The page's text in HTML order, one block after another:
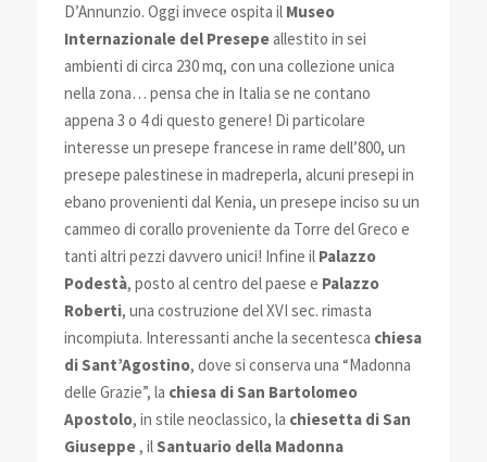
D’Annunzio. Oggi invece ospita il Museo
Internazionale del Presepeallestito in sei
ambienti di circa 230 mq, con una collezione unica
nella zona… pensa che in Italia se ne contano
appena 3 o 4 di questo genere! Di particolare
interesse un presepe francese in rame dell’800, un
presepe palestinese in madreperla, alcuni presepi in
ebano provenienti dal Kenia, un presepe inciso su un
cammeo di corallo proveniente da Torre del Greco e
tanti altri pezzi davvero unici! Infine il Palazzo
Podestà, posto al centro del paese e Palazzo
Roberti, una costruzione del XVI sec. rimasta
incompiuta. Interessanti anche la secentesca chiesa
di Sant’Agostino, dove si conserva una “Madonna
delle Grazie”, la chiesa di San Bartolomeo
Apostolo, in stile neoclassico, la chiesetta di San
Giuseppe, il Santuario della Madonna